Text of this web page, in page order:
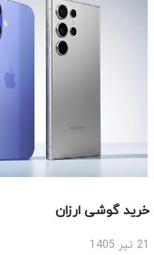
خرید گوشی ارزان